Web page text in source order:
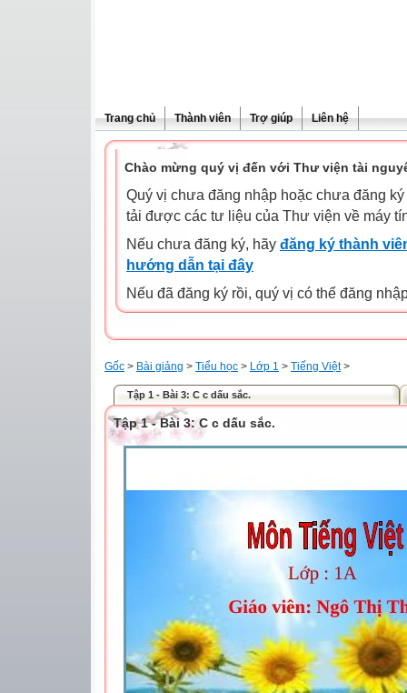
Trang chủ Thành viên Trợ giúp Liên hệ
Chào mừng quý vị đến với Thư viện tài
Quý vị chưa đăng nhập hoặc chưa đăng
tải được các tư liệu của Thư viện về máy
Nếu chưa đăng ký, hãy đăng ký thành
hướng dẫn tại đây
Nếu đã đăng ký rồi, quý vị có thể đăng
Gốc > Bài giảng > Tiểu học > Lớp 1 > Tiếng Việt>
Tập 1 - Bài 3: C c dấu sắc.
Tập 1 - Bài 3: C c dấu sắc.